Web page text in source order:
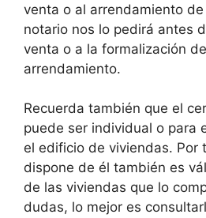
venta o al arrendamiento
notario nos lo pedirá antes
venta o a la formalización
arrendamiento.
Recuerda también que el
puede ser individual o para
el edificio de viviendas. Por
dispone de él también es
de las viviendas que lo
dudas, lo mejor es